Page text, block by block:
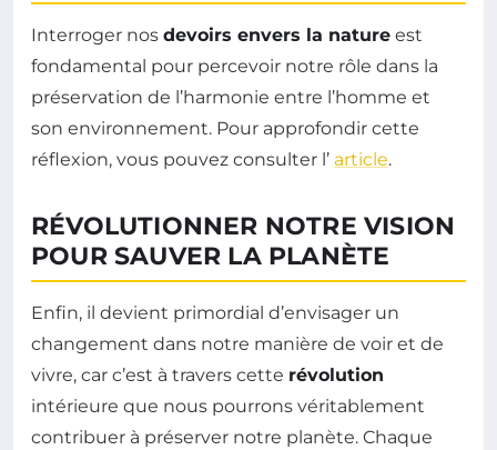
Interroger nos devoirs envers la nature est
fondamental pour percevoir notre rôle dans la
préservation de l’harmonie entre l’homme et
son environnement. Pour approfondir cette
réflexion, vous pouvez consulter l’ article.
RÉVOLUTIONNER NOTRE VISION
POUR SAUVER LA PLANÈTE
Enfin, il devient primordial d’envisager un
changement dans notre manière de voir et de
vivre, car c’est à travers cette révolution
intérieure que nous pourrons véritablement
contribuer à préserver notre planète. Chaque